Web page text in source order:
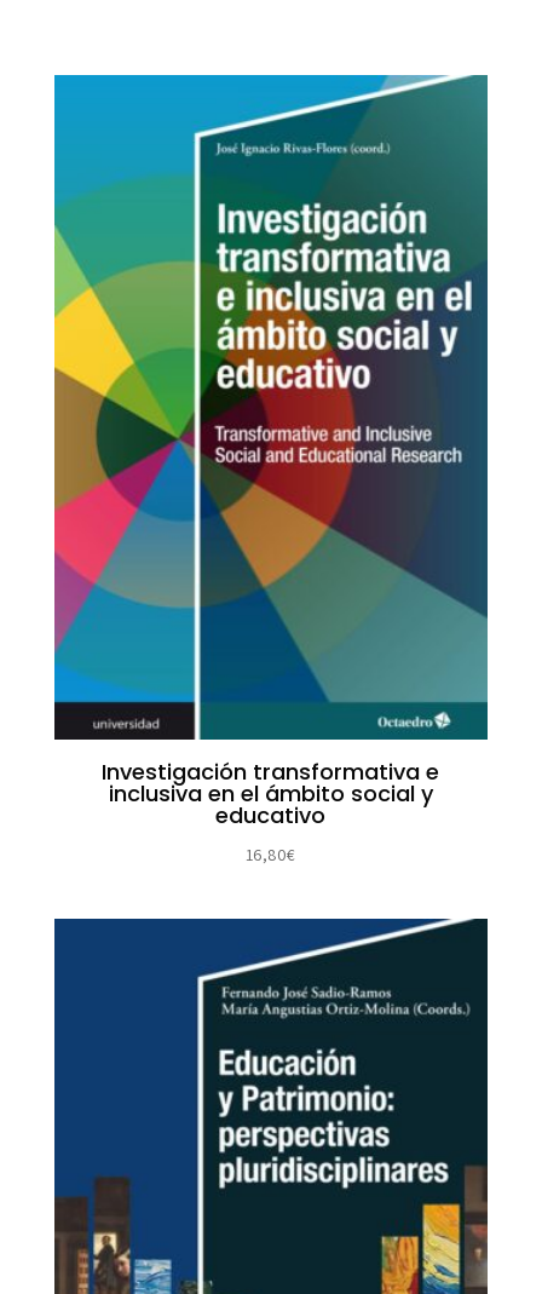
Investigación transformativa e
inclusiva en el ámbito social y
educativo
16,80€